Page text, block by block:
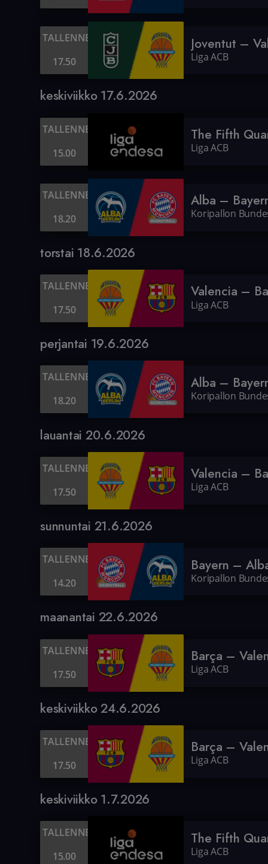
TALLENNE
17.50
Joventut –
Liga ACB
keskiviikko 17.6.2026
TALLENNE
15.00
The Fifth
Liga ACB
TALLENNE
18.20
Alba –
Koripallon
torstai 18.6.2026
TALLENNE
17.50
Valencia –
Liga ACB
perjantai 19.6.2026
TALLENNE
18.20
Alba –
Koripallon
lauantai 20.6.2026
TALLENNE
17.50
Valencia –
Liga ACB
sunnuntai 21.6.2026
TALLENNE
14.20
Bayern –
Koripallon
maanantai 22.6.2026
TALLENNE
17.50
Barça –
Liga ACB
keskiviikko 24.6.2026
TALLENNE
17.50
Barça –
Liga ACB
keskiviikko 1.7.2026
TALLENNE
15.00
The Fifth
Liga ACB